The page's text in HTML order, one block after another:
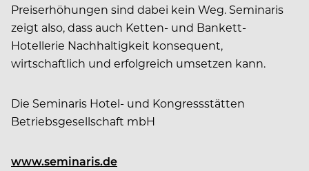
Preiserhöhungen sind dabei kein Weg. Seminaris
zeigt also, dass auch Ketten- und Bankett-
Hotellerie Nachhaltigkeit konsequent,
wirtschaftlich und erfolgreich umsetzen kann.
Die Seminaris Hotel- und Kongressstätten
Betriebsgesellschaft mbH
www.seminaris.de